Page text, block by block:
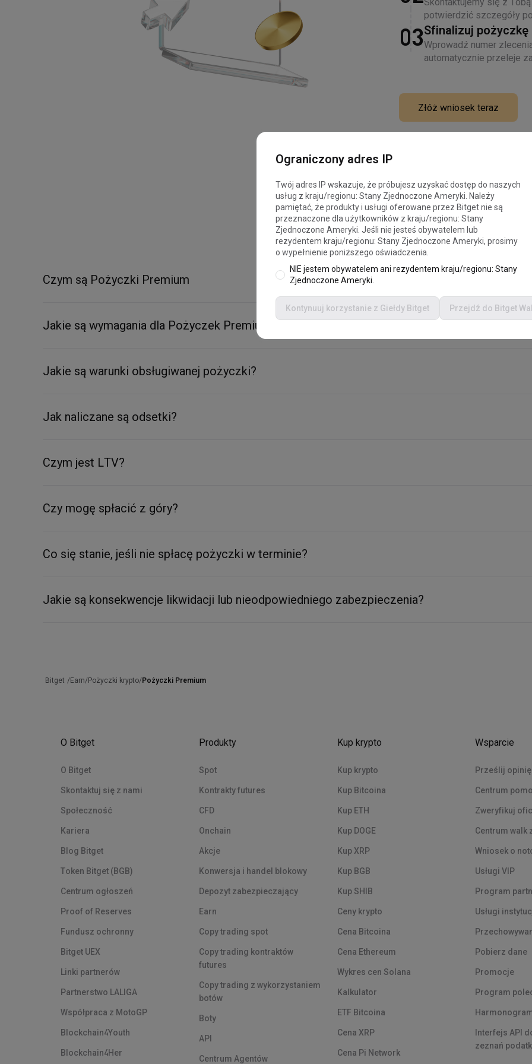
potwierdzić szczegóły
03Sfinalizuj pożyczkę
Wprowadź numer
automatycznie przeleje
Złóż wniosek teraz
Często zadawane pytania
Czym są Pożyczki Premium
Jakie są wymagania dla Pożyczek Premium?
Jakie są warunki obsługiwanej pożyczki?
Jak naliczane są odsetki?
Czym jest LTV?
Czy mogę spłacić z góry?
Co się stanie, jeśli nie spłacę pożyczki w terminie?
Jakie są konsekwencje likwidacji lub nieodpowiedniego zabezpieczenia?
Bitget /Earn/Pożyczki krypto/Pożyczki Premium
O Bitget
O Bitget
Skontaktuj się z nami
Społeczność
Kariera
Blog Bitget
Token Bitget (BGB)
Centrum ogłoszeń
Proof of Reserves
Fundusz ochronny
Bitget UEX
Linki partnerów
Partnerstwo LALIGA
Współpraca z MotoGP
Blockchain4Youth
Blockchain4Her
Produkty
Spot
Kontrakty futures
CFD
Onchain
Akcje
Konwersja i handel blokowy
Depozyt zabezpieczający
Earn
Copy trading spot
Copy trading kontraktów
futures
Copy trading z wykorzystaniem
botów
Boty
API
Centrum Agentów
Kup krypto
Kup krypto
Kup Bitcoina
Kup ETH
Kup DOGE
Kup XRP
Kup BGB
Kup SHIB
Ceny krypto
Cena Bitcoina
Cena Ethereum
Wykres cen Solana
Kalkulator
ETF Bitcoina
Cena XRP
Cena Pi Network
Wsparcie
Prześlij opinię
Centrum
Zweryfikuj
Centrum walk
Wniosek o
Usługi VIP
Program
Usługi
Pobierz dane
Promocje
Program
Interfejs API
zeznań
Ograniczony adres IP
Twój adres IP wskazuje, że próbujesz uzyskać dostęp do naszych
usług z kraju/regionu: Stany Zjednoczone Ameryki. Należy
pamiętać, że produkty i usługi oferowane przez Bitget nie są
przeznaczone dla użytkowników z kraju/regionu: Stany
Zjednoczone Ameryki. Jeśli nie jesteś obywatelem lub
rezydentem kraju/regionu: Stany Zjednoczone Ameryki, prosimy
o wypełnienie poniższego oświadczenia.
NIE jestem obywatelem ani rezydentem kraju/regionu: Stany
Zjednoczone Ameryki.
Kontynuuj korzystanie z Giełdy Bitget Przejdź do Bitget